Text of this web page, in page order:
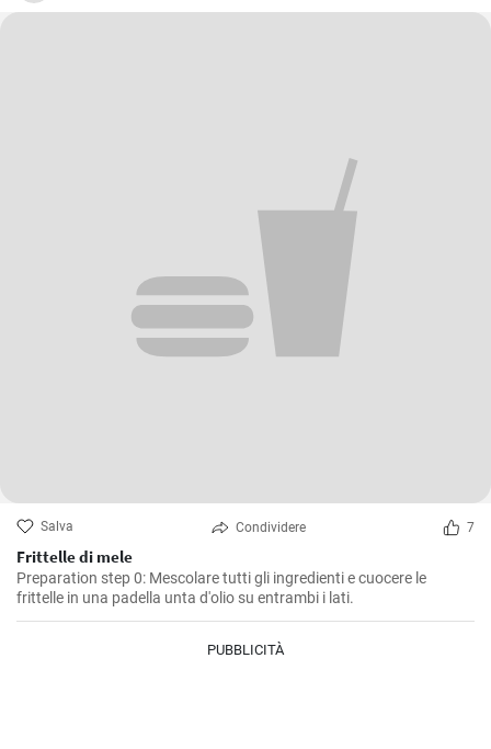
Salva Condividere 7
Frittelle di mele
Preparation step 0: Mescolare tutti gli ingredienti e cuocere le
frittelle in una padella unta d'olio su entrambi i lati.
PUBBLICITÀ